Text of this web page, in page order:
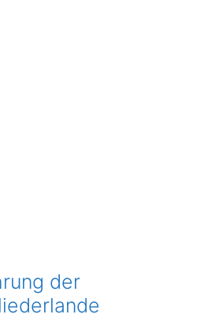
der